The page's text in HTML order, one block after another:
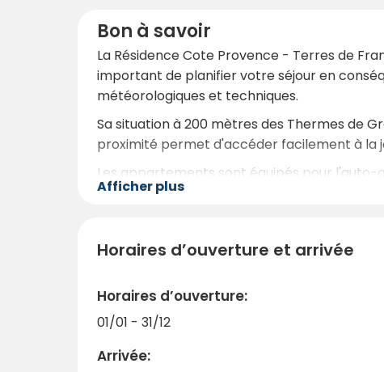
Bon à savoir
La Résidence Cote Provence - Terres de
important de planifier votre séjour en
météorologiques et techniques.
Sa situation à 200 mètres des Thermes de
proximité permet d'accéder facilement à la
Les appartements sont équipés pour l'auto-
courses sur place. Des boutiques et des
particulièrement adaptée aux couples, aux
recommandé de réserver à l'avance en
Grâce à sa position stratégique entre les
Afficher plus
Horaires d’ouverture et arrivée
Horaires d’ouverture:
01/01 - 31/12
Arrivée: